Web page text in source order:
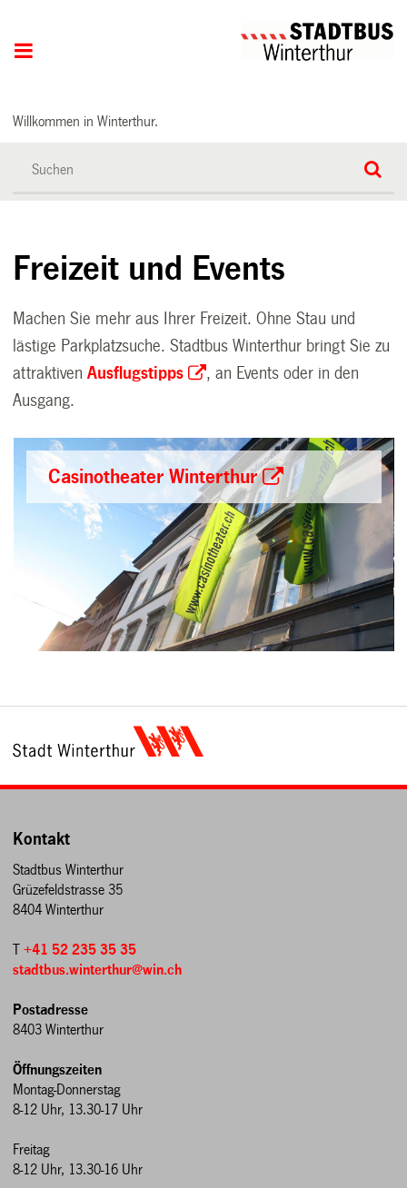
Willkommen in Winterthur.
Freizeit und Events
Machen Sie mehr aus Ihrer Freizeit. Ohne Stau und
lästige Parkplatzsuche. Stadtbus Winterthur bringt Sie zu
attraktivenAusflugstipps
, an Events oder in den
Ausgang.
Casinotheater Winterthur
Kontakt
Stadtbus Winterthur
Grüzefeldstrasse 35
8404 Winterthur
T+41 52 235 35 35
stadtbus.winterthur@win.ch
Postadresse
8403 Winterthur
Öffnungszeiten
Montag-Donnerstag
8-12 Uhr, 13.30-17 Uhr
Freitag
8-12 Uhr, 13.30-16 Uhr